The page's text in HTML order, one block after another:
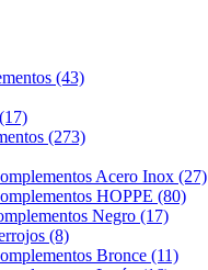
(43)
(273)
Acero Inox (27)
HOPPE (80)
Negro (17)
(8)
Bronce (11)